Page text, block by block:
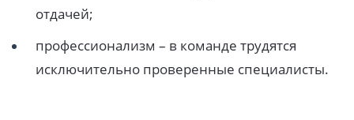
отдачей;
профессионализм – в команде трудятся
исключительно проверенные специалисты.